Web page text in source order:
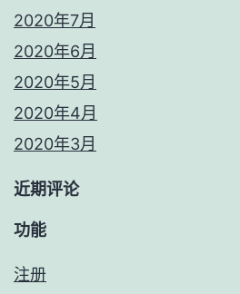
2020年7月
2020年6月
2020年5月
2020年4月
2020年3月
近期评论
功能
注册